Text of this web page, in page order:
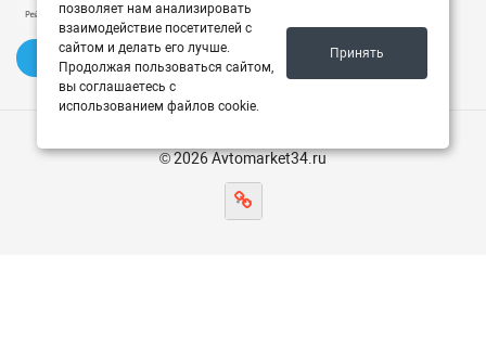
✍️ Оставить отзыв
© 2026 Avtomarket34.ru
позволяет нам анализировать
взаимодействие посетителей с
сайтом и делать его лучше.
Продолжая пользоваться сайтом,
вы соглашаетесь с
использованием файлов cookie.
Принять